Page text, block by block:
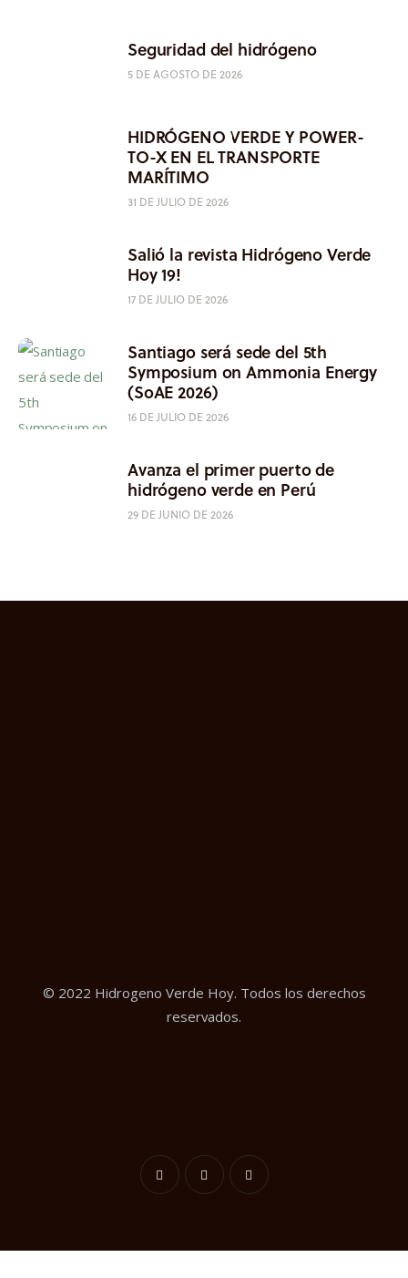
Seguridad del hidrógeno
5 DE AGOSTO DE 2026
HIDRÓGENO VERDE Y POWER-
TO-X EN EL TRANSPORTE
MARÍTIMO
31 DE JULIO DE 2026
Salió la revista Hidrógeno Verde
Hoy 19!
17 DE JULIO DE 2026
Santiago será sede del 5th
Symposium on Ammonia Energy
(SoAE 2026)
16 DE JULIO DE 2026
Avanza el primer puerto de
hidrógeno verde en Perú
29 DE JUNIO DE 2026
© 2022 Hidrogeno Verde Hoy. Todos los derechos
reservados.